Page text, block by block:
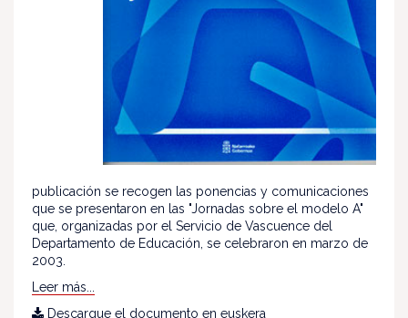
publicación se recogen las ponencias y comunicaciones
que se presentaron en las "Jornadas sobre el modelo A"
que, organizadas por el Servicio de Vascuence del
Departamento de Educación, se celebraron en marzo de
2003.
Leer más...
Descargue el documento en euskera